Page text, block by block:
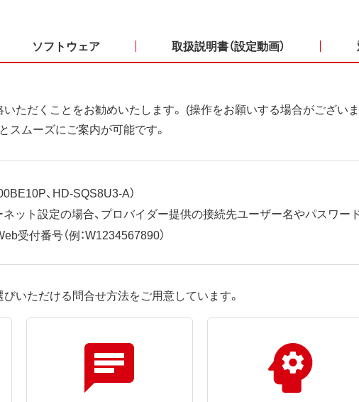
ソフトウェア 取扱説明書（設定動画）
いただくことをお勧めいたします。 (操作をお願いする場合がござい
スムーズにご案内が可能です。
、HD-SQS8U3-A）
ット設定の場合、プロバイダー提供の接続先ユーザー名やパスワー
受付番号（例：W1234567890）
いただける問合せ方法をご用意しています。